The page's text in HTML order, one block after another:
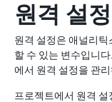
원격 설
원격 설정은 애널리
할 수 있는 변수입니다.
에서 원격 설정을 관리
프로젝트에서 원격